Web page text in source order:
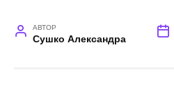
АВТОР
Сушко Александра